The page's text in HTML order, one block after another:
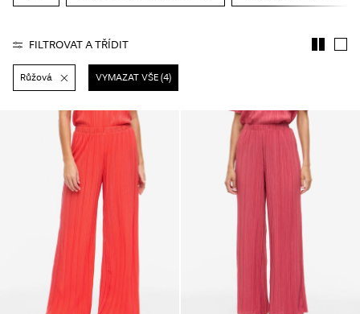
ROUGE EDIT
Přihlásit
questions?
Česko
čeština
FILTROVAT A TŘÍDIT
Růžová VYMAZAT VŠE (4)